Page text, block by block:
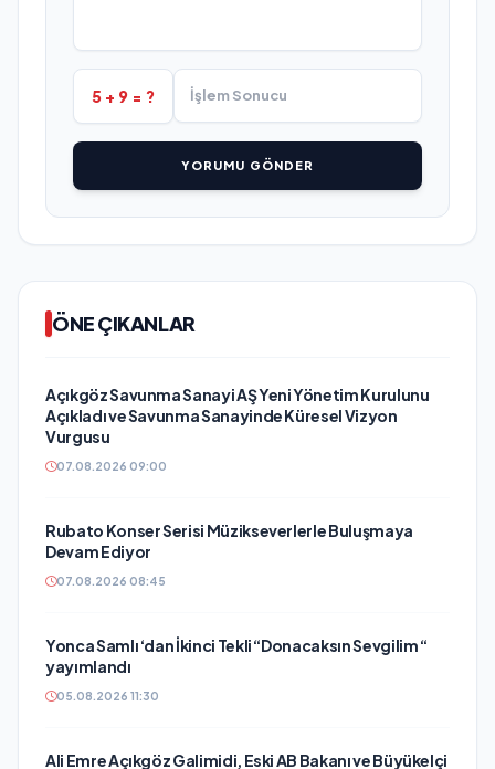
5 + 9 = ?
YORUMU GÖNDER
ÖNE ÇIKANLAR
Açıkgöz Savunma Sanayi AŞ Yeni Yönetim Kurulunu
Açıkladı ve Savunma Sanayinde Küresel Vizyon
Vurgusu
07.08.2026 09:00
Rubato Konser Serisi Müzikseverlerle Buluşmaya
Devam Ediyor
07.08.2026 08:45
Yonca Samlı ‘dan İkinci Tekli “Donacaksın Sevgilim “
yayımlandı
05.08.2026 11:30
Ali Emre Açıkgöz Galimidi, Eski AB Bakanı ve Büyükelçi